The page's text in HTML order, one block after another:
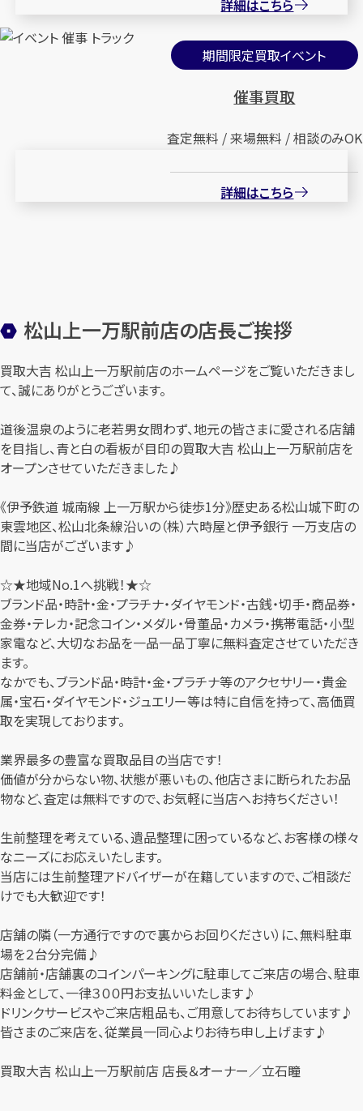
詳細はこちら
期間限定買取イベント
催事買取
査定無料 / 来場無料 / 相談のみOK
詳細はこちら
松山上一万駅前店の店長ご挨拶
買取大吉 松山上一万駅前店のホームページをご覧いただきまし
て、誠にありがとうございます。
道後温泉のように老若男女問わず、地元の皆さまに愛される店舗
を目指し、青と白の看板が目印の買取大吉 松山上一万駅前店を
オープンさせていただきました♪
《伊予鉄道 城南線 上一万駅から徒歩1分》歴史ある松山城下町の
東雲地区、松山北条線沿いの（株）六時屋と伊予銀行 一万支店の
間に当店がございます♪
☆★地域No.1へ挑戦！★☆
ブランド品・時計・金・プラチナ・ダイヤモンド・古銭・切手・商品券・
金券・テレカ・記念コイン・メダル・骨董品・カメラ・携帯電話・小型
家電など、大切なお品を一品一品丁寧に無料査定させていただき
ます。
なかでも、ブランド品・時計・金・プラチナ等のアクセサリー・貴金
属・宝石・ダイヤモンド・ジュエリー等は特に自信を持って、高価買
取を実現しております。
業界最多の豊富な買取品目の当店です！
価値が分からない物、状態が悪いもの、他店さまに断られたお品
物など、査定は無料ですので、お気軽に当店へお持ちください！
生前整理を考えている、遺品整理に困っているなど、お客様の様々
なニーズにお応えいたします。
当店には生前整理アドバイザーが在籍していますので、ご相談だ
けでも大歓迎です！
店舗の隣（一方通行ですので裏からお回りください）に、無料駐車
場を２台分完備♪
店舗前・店舗裏のコインパーキングに駐車してご来店の場合、駐車
料金として、一律３００円お支払いいたします♪
ドリンクサービスやご来店粗品も、ご用意してお待ちしています♪
皆さまのご来店を、従業員一同心よりお待ち申し上げます♪
買取大吉 松山上一万駅前店 店長＆オーナー／立石瞳